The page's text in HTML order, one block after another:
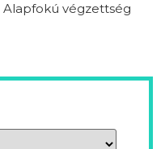
Alapfokú végzettség